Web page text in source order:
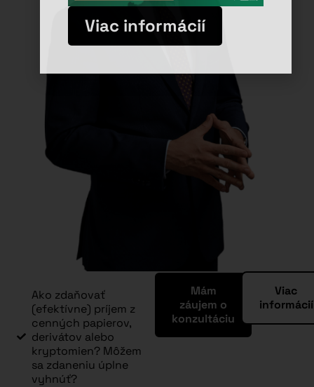
Ako zdaňovať
(efektívne) príjem z
cenných papierov,
derivátov alebo
kryptomien? Môžem
sa zdaneniu úplne
vyhnúť?
Mám
záujem o
konzultáciu
Viac
informácií
Viac informácií